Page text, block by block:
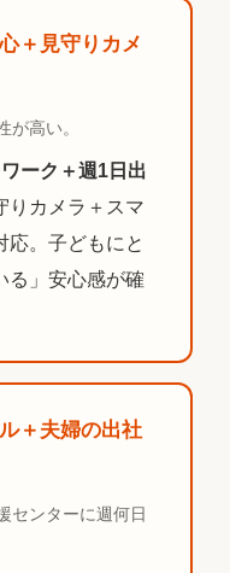
＋見守りカメ
が高い。
ーク＋週1日出
りカメラ＋スマ
応。子どもにと
る」安心感が確
＋夫婦の出社
センターに週何日